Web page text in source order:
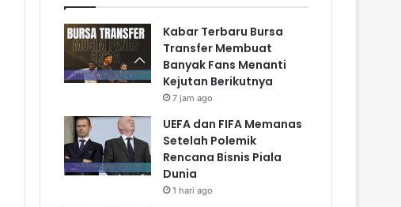
Kabar Terbaru Bursa
Transfer Membuat
Banyak Fans Menanti
Kejutan Berikutnya
7 jam ago
UEFA dan FIFA Memanas
Setelah Polemik
Rencana Bisnis Piala
Dunia
1 hari ago